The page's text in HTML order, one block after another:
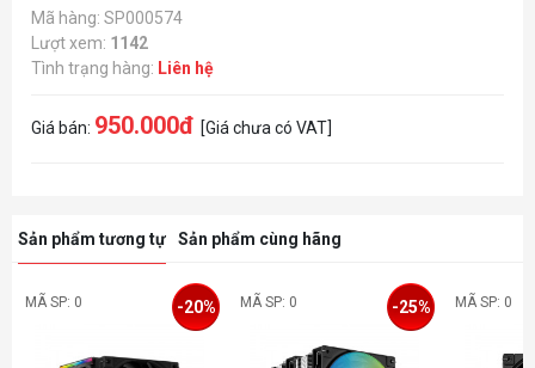
Mã hàng: SP000574
Lượt xem: 1142
Tình trạng hàng: Liên hệ
Giá bán: 950.000đ [Giá chưa có VAT]
Sản phẩm tương tự Sản phẩm cùng hãng
MÃ SP: 0 -20% MÃ SP: 0 -25% MÃ SP: 0